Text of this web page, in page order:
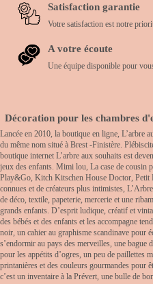
Satisfaction garantie
Votre satisfaction est notre
A votre écoute
Une équipe disponible pour
Décoration pour les chambres
Lancée en 2010, la boutique en ligne, L’arbre
du même nom situé à Brest -Finistère.
boutique internet L’arbre aux souhaits est
jeux des enfants. Mimi lou, La case de
Play&Go, Kitch Kitschen House Doctor, Petit
connues et de créateurs plus intimistes,
de déco, textile, papeterie, mercerie et une
grands enfants. D’esprit ludique, créatif et
des bébés et des enfants et les accompagne
noir, un cahier au graphisme scandinave pour
s’endormir au pays des merveilles, une bague
pour les appétits d’ogres, un peu de paillettes
printanières et des couleurs gourmandes pour
c’est un inventaire à la Prévert, une bulle de